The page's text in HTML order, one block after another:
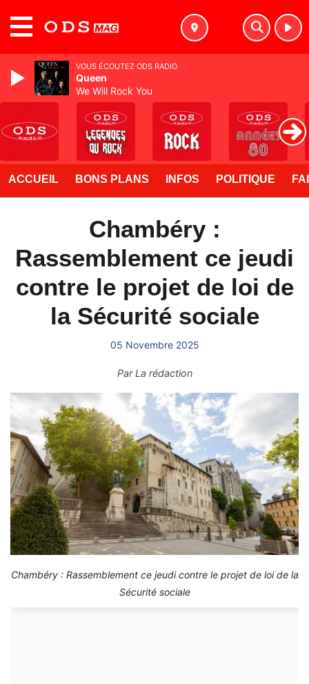
ACCUEIL BONS PLANS INFOS POLITIQUE
Chambéry :
Rassemblement ce jeudi
contre le projet de loi de
la Sécurité sociale
05 Novembre 2025
ParLa rédaction
Chambéry : Rassemblement ce jeudi contre le projet de loi de la
Sécurité sociale
VOUS ÉCOUTEZ ODS RADIO
Queen
We Will Rock You